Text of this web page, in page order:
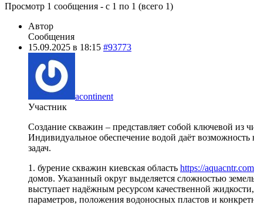
Просмотр 1 сообщения - с 1 по 1 (всего 1)
Автор
Сообщения
15.09.2025 в 18:15 #93773
acontinent
Участник
Создание скважин – представляет собой ключевой
Индивидуальное обеспечение водой даёт
задач.
1. бурение скважин киевская область https://
домов. Указанный округ выделяется сложностью
выступает надёжным ресурсом качественной
параметров, положения водоносных пластов и